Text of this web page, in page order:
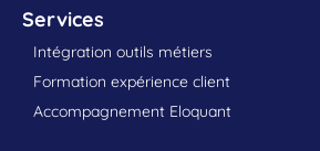
Services
Intégration outils métiers
Formation expérience client
Accompagnement Eloquant